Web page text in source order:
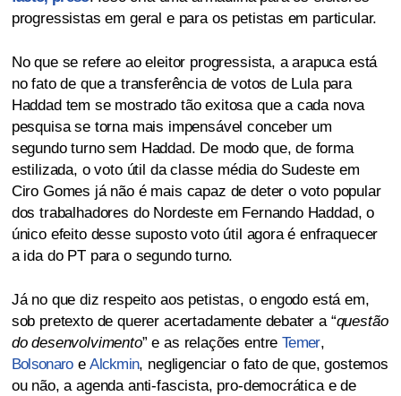
progressistas em geral e para os petistas em particular.
No que se refere ao eleitor progressista, a arapuca está
no fato de que a transferência de votos de Lula para
Haddad tem se mostrado tão exitosa que a cada nova
pesquisa se torna mais impensável conceber um
segundo turno sem Haddad. De modo que, de forma
estilizada, o voto útil da classe média do Sudeste em
Ciro Gomes já não é mais capaz de deter o voto popular
dos trabalhadores do Nordeste em Fernando Haddad, o
único efeito desse suposto voto útil agora é enfraquecer
a ida do PT para o segundo turno.
Já no que diz respeito aos petistas, o engodo está em,
sob pretexto de querer acertadamente debater a “questão
do desenvolvimento” e as relações entreTemer,
BolsonaroeAlckmin, negligenciar o fato de que, gostemos
ou não, a agenda anti-fascista, pro-democrática e de